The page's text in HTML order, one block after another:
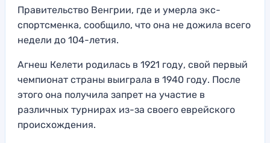
Правительство Венгрии, где и умерла экс-
спортсменка, сообщило, что она не дожила всего
недели до 104-летия.
Агнеш Келети родилась в 1921 году, свой первый
чемпионат страны выиграла в 1940 году. После
этого она получила запрет на участие в
различных турнирах из-за своего еврейского
происхождения.